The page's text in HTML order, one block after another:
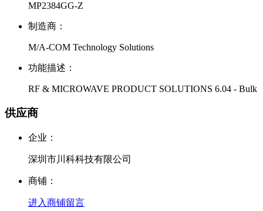
MP2384GG-Z
制造商：
M/A-COM Technology Solutions
功能描述：
RF & MICROWAVE PRODUCT SOLUTIONS 6.04 - Bulk
供应商
企业：
深圳市川科科技有限公司
商铺：
进入商铺留言